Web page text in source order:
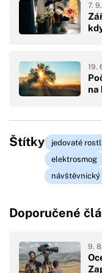
7.
na
19.
Štítky jedovaté
elektrosmog
návštěvnický
Doporučené
9.